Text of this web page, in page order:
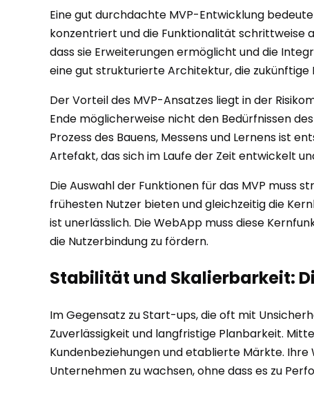
Eine gut durchdachte MVP-Entwicklung
konzentriert und die Funktionalität schrittweise
dass sie Erweiterungen ermöglicht und die
eine gut strukturierte Architektur, die
Der Vorteil des MVP-Ansatzes liegt in der
Ende möglicherweise nicht den Bedürfnissen
Prozess des Bauens, Messens und Lernens ist
Artefakt, das sich im Laufe der Zeit entwickelt
Die Auswahl der Funktionen für das MVP muss
frühesten Nutzer bieten und gleichzeitig die
ist unerlässlich. Die WebApp muss diese
die Nutzerbindung zu fördern.
Stabilität und Skalierbarkeit:
Im Gegensatz zu Start-ups, die oft mit
Zuverlässigkeit und langfristige Planbarkeit.
Kundenbeziehungen und etablierte Märkte.
Unternehmen zu wachsen, ohne dass es zu